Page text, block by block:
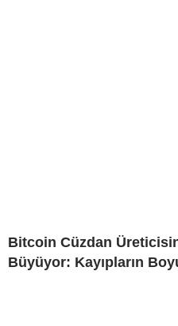
Bitcoin Cüzdan
Büyüyor: Kayıpların